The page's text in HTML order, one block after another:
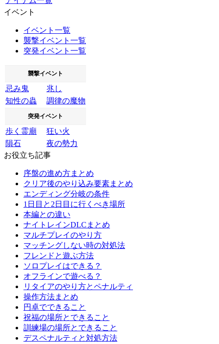
イベント
イベント一覧
襲撃イベント一覧
突発イベント一覧
襲撃イベント
忌み鬼
兆し
知性の蟲
調律の魔物
突発イベント
歩く霊廟
狂い火
隕石
夜の勢力
お役立ち記事
序盤の進め方まとめ
クリア後のやり込み要素まとめ
エンディング分岐の条件
1日目と2日目に行くべき場所
本編との違い
ナイトレインDLCまとめ
マルチプレイのやり方
マッチングしない時の対処法
フレンドと遊ぶ方法
ソロプレイはできる？
オフラインで遊べる？
リタイアのやり方とペナルティ
操作方法まとめ
円卓でできること
祝福の場所とできること
訓練場の場所とできること
デスペナルティと対処方法